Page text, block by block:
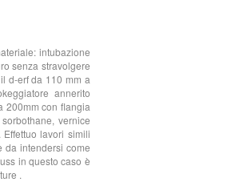
intubazione
senza stravolgere
d-erf da 110 mm a
annerito
200mm con flangia
vernice
lavori simili
da intendersi come
in questo caso è
.